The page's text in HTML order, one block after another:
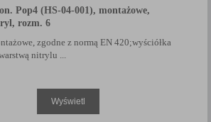
Pop4 (HS-04-001), montażowe,
rozm. 6
zgodne z normą EN 420;wyściółka
nitrylu ...
Wyświetl